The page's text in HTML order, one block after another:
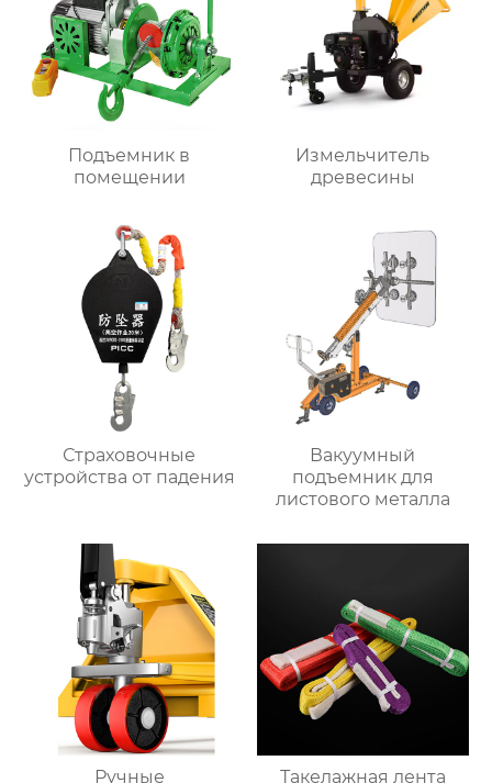
Подъемник в
помещении
Измельчитель
древесины
Страховочные
устройства от падения
Вакуумный
подъемник для
листового металла
Ручные
Такелажная лента